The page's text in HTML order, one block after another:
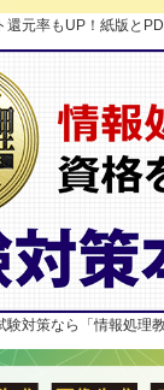
還元率もUP！紙版と
験対策なら「情報処理